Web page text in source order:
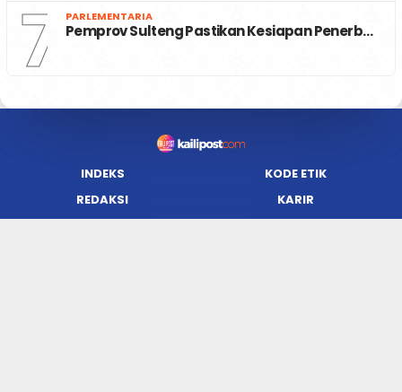
7 PARLEMENTARIA
Pemprov Sulteng Pastikan Kesiapan Penerb…
INDEKS
KODE ETIK
REDAKSI
KARIR